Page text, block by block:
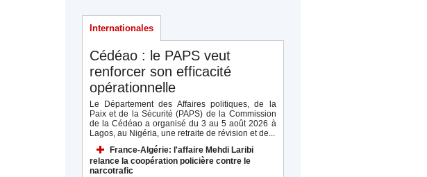
Internationales
Cédéao : le PAPS veut
renforcer son efficacité
opérationnelle
Le Département des Affaires politiques, de la
Paix et de la Sécurité (PAPS) de la Commission
de la Cédéao a organisé du 3 au 5 août 2026 à
Lagos, au Nigéria, une retraite de révision et de...
France-Algérie: l'affaire Mehdi Laribi
relance la coopération policière contre le
narcotrafic